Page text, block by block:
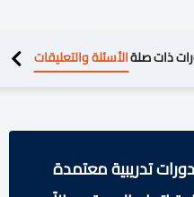
ذات صلةالأسئلة والتعليقات
تدريبية معتمدة